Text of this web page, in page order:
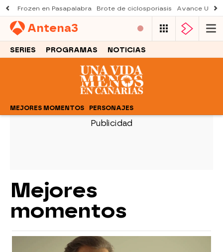
Frozen en Pasapalabra Brote de ciclosporiasis Avance Una
Antena3
SERIES PROGRAMAS NOTICIAS
MEJORES MOMENTOS PERSONAJES
Mejores
momentos